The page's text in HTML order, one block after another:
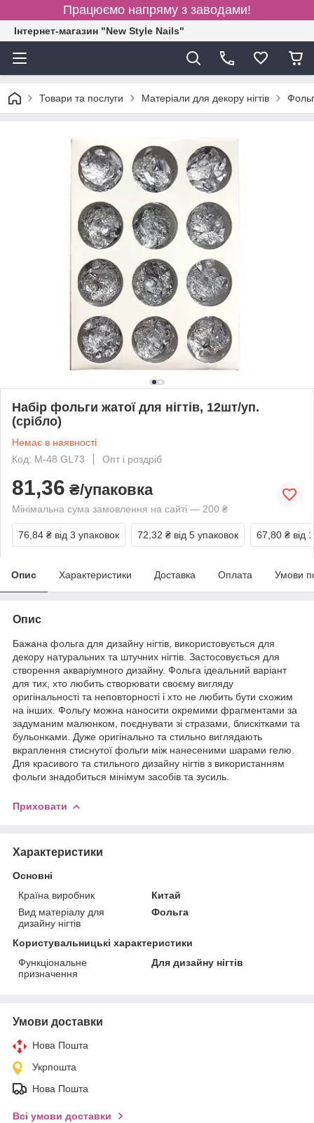
Працюємо напряму з заводами!
Інтернет-магазин "New Style Nails"
Товари та послуги Матеріали для декору нігтів
Набір фольги жатої для нігтів, 12шт/уп.
(срібло)
Немає в наявності
Код: M-48 GL73
Опт і роздріб
81,36 ₴/упаковка
Мінімальна сума замовлення на сайті — 200 ₴
76,84 ₴ від 3 упаковок 72,32 ₴ від 5 упаковок 67,80 ₴ від
Опис Характеристики Доставка Оплата Умови
Опис
Бажана фольга для дизайну нігтів, використовується для
декору натуральних та штучних нігтів. Застосовується для
створення акваріумного дизайну. Фольга ідеальний варіант
для тих, хто любить створювати своєму вигляду
оригінальності та неповторності і хто не любить бути схожим
на інших. Фольгу можна наносити окремими фрагментами за
задуманим малюнком, поєднувати зі стразами, блискітками та
бульонками. Дуже оригінально та стильно виглядають
вкраплення стиснутої фольги між нанесеними шарами гелю.
Для красивого та стильного дизайну нігтів з використанням
фольги знадобиться мінімум засобів та зусиль.
Приховати
Характеристики
Основні
Країна виробник
Китай
Вид матеріалу для
дизайну нігтів
Фольга
Користувальницькі характеристики
Функціональне
призначення
Для дизайну нігтів
Умови доставки
Нова Пошта
Укрпошта
Нова Пошта
Всі умови доставки